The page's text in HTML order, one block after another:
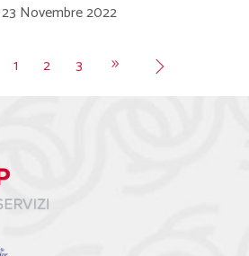
23 Novembre 2022
1 2 3